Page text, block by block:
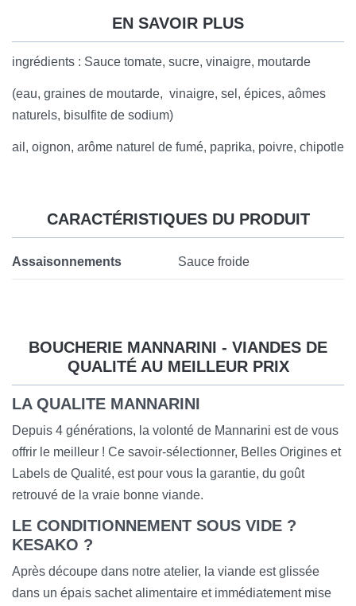
EN SAVOIR PLUS
ingrédients : Sauce tomate, sucre, vinaigre, moutarde
(eau, graines de moutarde, vinaigre, sel, épices, aômes
naturels, bisulfite de sodium)
ail, oignon, arôme naturel de fumé, paprika, poivre, chipotle
CARACTÉRISTIQUES DU PRODUIT
Assaisonnements Sauce froide
BOUCHERIE MANNARINI - VIANDES DE
QUALITÉ AU MEILLEUR PRIX
LA QUALITE MANNARINI
Depuis 4 générations, la volonté de Mannarini est de vous
offrir le meilleur ! Ce savoir-sélectionner, Belles Origines et
Labels de Qualité, est pour vous la garantie, du goût
retrouvé de la vraie bonne viande.
LE CONDITIONNEMENT SOUS VIDE ?
KESAKO ?
Après découpe dans notre atelier, la viande est glissée
dans un épais sachet alimentaire et immédiatement mise